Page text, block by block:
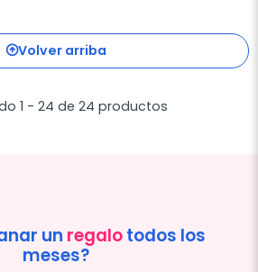
Volver arriba
1 - 24 de 24 productos
un regalotodos los
meses?